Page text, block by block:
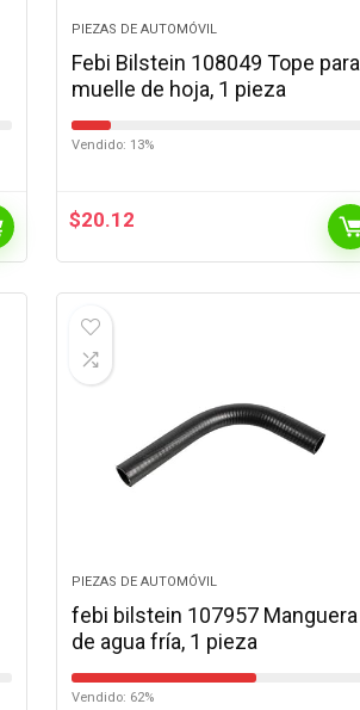
PIEZAS DE AUTOMÓVIL
Febi Bilstein 108049 Tope para
muelle de hoja, 1 pieza
Vendido: 13%
$20.12
PIEZAS DE AUTOMÓVIL
febi bilstein 107957 Manguera
de agua fría, 1 pieza
Vendido: 62%